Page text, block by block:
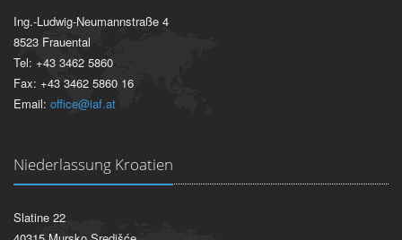
Ing.-Ludwig-Neumannstraße 4
8523 Frauental
Tel: +43 3462 5860
Fax: +43 3462 5860 16
Email: office@iaf.at
Niederlassung Kroatien
Slatine 22